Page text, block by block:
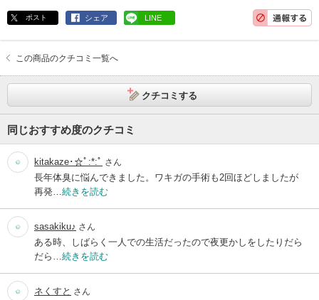
ポスト シェア LINE
この商品のクチコミ一覧へ
クチコミする
同じおすすめ度のクチコミ
kitakaze･☆ﾟ:*:ﾟ さん
長年体臭に悩んできました。ワキガの手術も2回ほどしましたが
再発… 続きを読む
sasakiku♪ さん
ある時、しばらく一人での生活だったので夜更かしをしたりだら
だら… 続きを読む
ネくすと さん